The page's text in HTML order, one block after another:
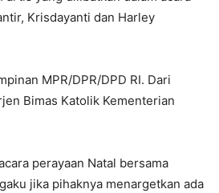
Krisdayanti dan Harley
MPR/DPR/DPD RI. Dari
Bimas Katolik Kementerian
perayaan Natal bersama
jika pihaknya menargetkan ada